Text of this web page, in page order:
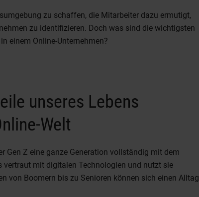
zu schaffen, die Mitarbeiter dazu ermutigt,
zu identifizieren. Doch was sind die wichtigsten
einem Online-Unternehmen?
unseres Lebens
Welt
Gen Z eine ganze Generation vollständig mit dem
vertraut mit digitalen Technologien und nutzt sie
von Boomern bis zu Senioren können sich einen Alltag